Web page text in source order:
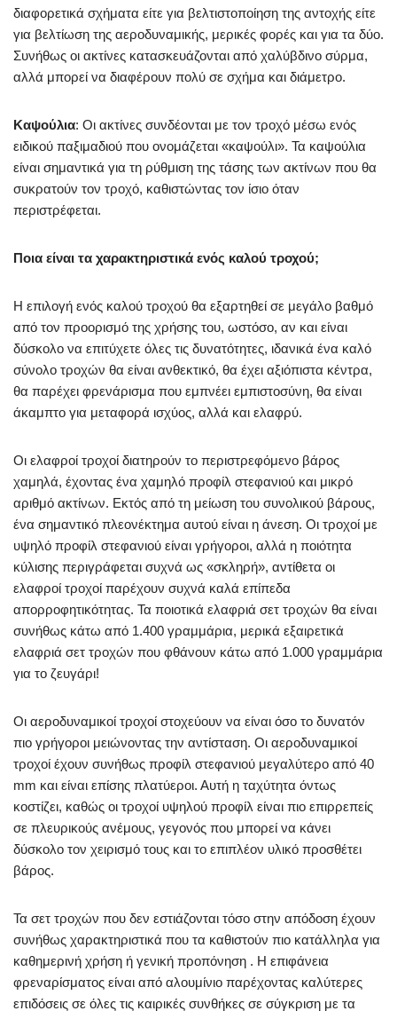
διαφορετικά σχήματα είτε για βελτιστοποίηση της αντοχής είτε
για βελτίωση της αεροδυναμικής, μερικές φορές και για τα δύο.
Συνήθως οι ακτίνες κατασκευάζονται από χαλύβδινο σύρμα,
αλλά μπορεί να διαφέρουν πολύ σε σχήμα και διάμετρο.
Καψούλια: Οι ακτίνες συνδέονται με τον τροχό μέσω ενός
ειδικού παξιμαδιού που ονομάζεται «καψούλι». Τα καψούλια
είναι σημαντικά για τη ρύθμιση της τάσης των ακτίνων που θα
συκρατούν τον τροχό, καθιστώντας τον ίσιο όταν
περιστρέφεται.
Ποια είναι τα χαρακτηριστικά ενός καλού τροχού;
Η επιλογή ενός καλού τροχού θα εξαρτηθεί σε μεγάλο βαθμό
από τον προορισμό της χρήσης του, ωστόσο, αν και είναι
δύσκολο να επιτύχετε όλες τις δυνατότητες, ιδανικά ένα καλό
σύνολο τροχών θα είναι ανθεκτικό, θα έχει αξιόπιστα κέντρα,
θα παρέχει φρενάρισμα που εμπνέει εμπιστοσύνη, θα είναι
άκαμπτο για μεταφορά ισχύος, αλλά και ελαφρύ.
Οι ελαφροί τροχοί διατηρούν το περιστρεφόμενο βάρος
χαμηλά, έχοντας ένα χαμηλό προφίλ στεφανιού και μικρό
αριθμό ακτίνων. Εκτός από τη μείωση του συνολικού βάρους,
ένα σημαντικό πλεονέκτημα αυτού είναι η άνεση. Οι τροχοί με
υψηλό προφίλ στεφανιού είναι γρήγοροι, αλλά η ποιότητα
κύλισης περιγράφεται συχνά ως «σκληρή», αντίθετα οι
ελαφροί τροχοί παρέχουν συχνά καλά επίπεδα
απορροφητικότητας. Τα ποιοτικά ελαφριά σετ τροχών θα είναι
συνήθως κάτω από 1.400 γραμμάρια, μερικά εξαιρετικά
ελαφριά σετ τροχών που φθάνουν κάτω από 1.000 γραμμάρια
για το ζευγάρι!
Οι αεροδυναμικοί τροχοί στοχεύουν να είναι όσο το δυνατόν
πιο γρήγοροι μειώνοντας την αντίσταση. Οι αεροδυναμικοί
τροχοί έχουν συνήθως προφίλ στεφανιού μεγαλύτερο από 40
mm και είναι επίσης πλατύεροι. Αυτή η ταχύτητα όντως
κοστίζει, καθώς οι τροχοί υψηλού προφίλ είναι πιο επιρρεπείς
σε πλευρικούς ανέμους, γεγονός που μπορεί να κάνει
δύσκολο τον χειρισμό τους και το επιπλέον υλικό προσθέτει
βάρος.
Τα σετ τροχών που δεν εστιάζονται τόσο στην απόδοση έχουν
συνήθως χαρακτηριστικά που τα καθιστούν πιο κατάλληλα για
καθημερινή χρήση ή γενική προπόνηση . Η επιφάνεια
φρεναρίσματος είναι από αλουμίνιο παρέχοντας καλύτερες
επιδόσεις σε όλες τις καιρικές συνθήκες σε σύγκριση με τα